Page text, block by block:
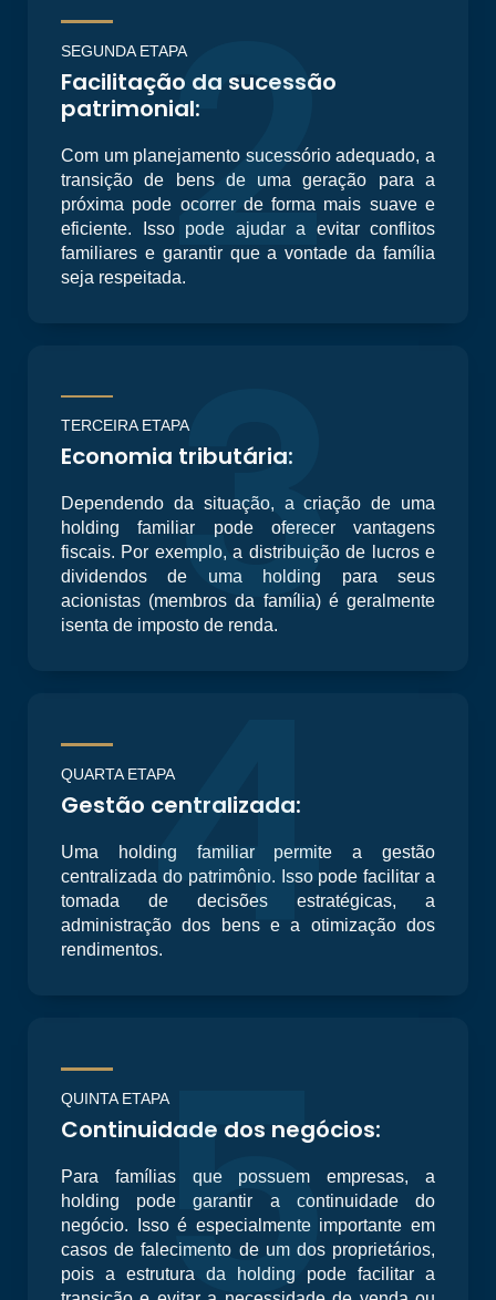
SEGUNDA ETAPA
Facilitação da sucessão
patrimonial:
Com um planejamento sucessório adequado, a
transição de bens de uma geração para a
próxima pode ocorrer de forma mais suave e
eficiente. Isso pode ajudar a evitar conflitos
familiares e garantir que a vontade da família
seja respeitada.2
TERCEIRA ETAPA
Economia tributária:
Dependendo da situação, a criação de uma
holding familiar pode oferecer vantagens
fiscais. Por exemplo, a distribuição de lucros e
dividendos de uma holding para seus
acionistas (membros da família) é geralmente
isenta de imposto de renda.
3
QUARTA ETAPA
Gestão centralizada:
Uma holding familiar permite a gestão
centralizada do patrimônio. Isso pode facilitar a
tomada de decisões estratégicas, a
administração dos bens e a otimização dos
rendimentos.4
QUINTA ETAPA
Continuidade dos negócios:
Para famílias que possuem empresas, a
holding pode garantir a continuidade do
negócio. Isso é especialmente importante em
casos de falecimento de um dos proprietários,
pois a estrutura da holding pode facilitar a
5